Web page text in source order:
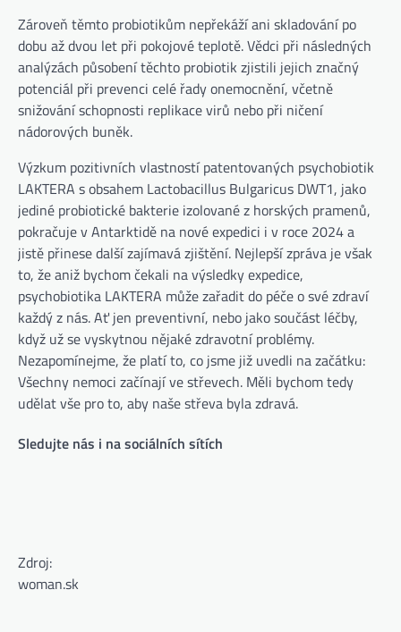
Zároveň těmto probiotikům nepřekáží ani skladování po
dobu až dvou let při pokojové teplotě. Vědci při následných
analýzách působení těchto probiotik zjistili jejich značný
potenciál při prevenci celé řady onemocnění, včetně
snižování schopnosti replikace virů nebo při ničení
nádorových buněk.
Výzkum pozitivních vlastností patentovaných psychobiotik
LAKTERA s obsahem Lactobacillus Bulgaricus DWT1, jako
jediné probiotické bakterie izolované z horských pramenů,
pokračuje v Antarktidě na nové expedici i v roce 2024 a
jistě přinese další zajímavá zjištění. Nejlepší zpráva je však
to, že aniž bychom čekali na výsledky expedice,
psychobiotika LAKTERA může zařadit do péče o své zdraví
každý z nás. Ať jen preventivní, nebo jako součást léčby,
když už se vyskytnou nějaké zdravotní problémy.
Nezapomínejme, že platí to, co jsme již uvedli na začátku:
Všechny nemoci začínají ve střevech. Měli bychom tedy
udělat vše pro to, aby naše střeva byla zdravá.
Sledujte nás i na sociálních sítích
Zdroj:
woman.sk